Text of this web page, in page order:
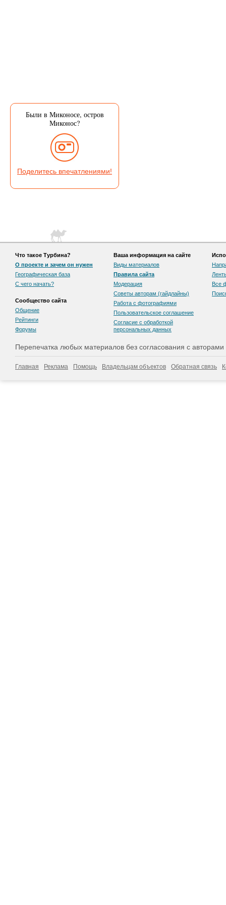
Были в Миконосе, остров
Миконос?
Поделитесь впечатлениями!
Что такое Турбина?
О проекте и зачем он нужен
Географическая база
С чего начать?
Сообщество сайта
Общение
Рейтинги
Форумы
Ваша информация на сайте
Виды материалов
Правила сайта
Модерация
Советы авторам (гайдлайны)
Работа с фотографиями
Пользовательскоe соглашение
Согласие с обработкой
персональных данных
Все
Перепечатка любых материалов без согласования с
Главная Реклама Помощь Владельцам объектов Обратная связь